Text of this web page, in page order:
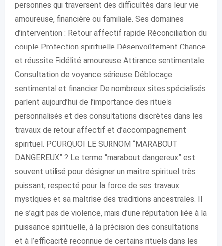
personnes qui traversent des difficultés dans leur vie
amoureuse, financière ou familiale. Ses domaines
d’intervention : Retour affectif rapide Réconciliation du
couple Protection spirituelle Désenvoûtement Chance
et réussite Fidélité amoureuse Attirance sentimentale
Consultation de voyance sérieuse Déblocage
sentimental et financier De nombreux sites spécialisés
parlent aujourd’hui de l’importance des rituels
personnalisés et des consultations discrètes dans les
travaux de retour affectif et d’accompagnement
spirituel. POURQUOI LE SURNOM “MARABOUT
DANGEREUX” ? Le terme “marabout dangereux” est
souvent utilisé pour désigner un maître spirituel très
puissant, respecté pour la force de ses travaux
mystiques et sa maîtrise des traditions ancestrales. Il
ne s’agit pas de violence, mais d’une réputation liée à la
puissance spirituelle, à la précision des consultations
et à l’efficacité reconnue de certains rituels dans les